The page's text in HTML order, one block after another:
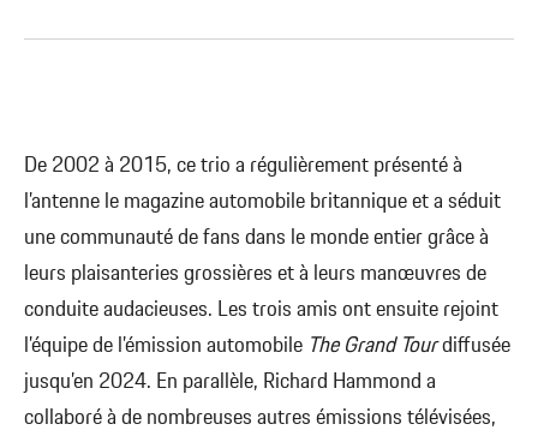
De 2002 à 2015, ce trio a régulièrement présenté à
l’antenne le magazine automobile britannique et a séduit
une communauté de fans dans le monde entier grâce à
leurs plaisanteries grossières et à leurs manœuvres de
conduite audacieuses. Les trois amis ont ensuite rejoint
l’équipe de l’émission automobile The Grand Tourdiffusée
jusqu’en 2024. En parallèle, Richard Hammond a
collaboré à de nombreuses autres émissions télévisées,